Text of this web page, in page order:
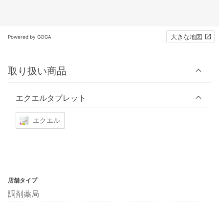
Powered by GOGA 大きな地図
取り扱い商品
エクエルタブレット
エクエル
店舗タイプ
調剤薬局